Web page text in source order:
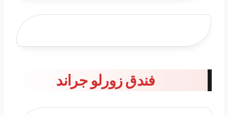
فندق زورلو جراند